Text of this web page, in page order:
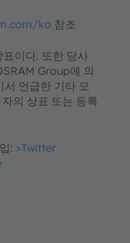
ko 참조
이다. 또한 당사
Group에 의
언급한 기타 모
의 상표 또는 등록
: >Twitter